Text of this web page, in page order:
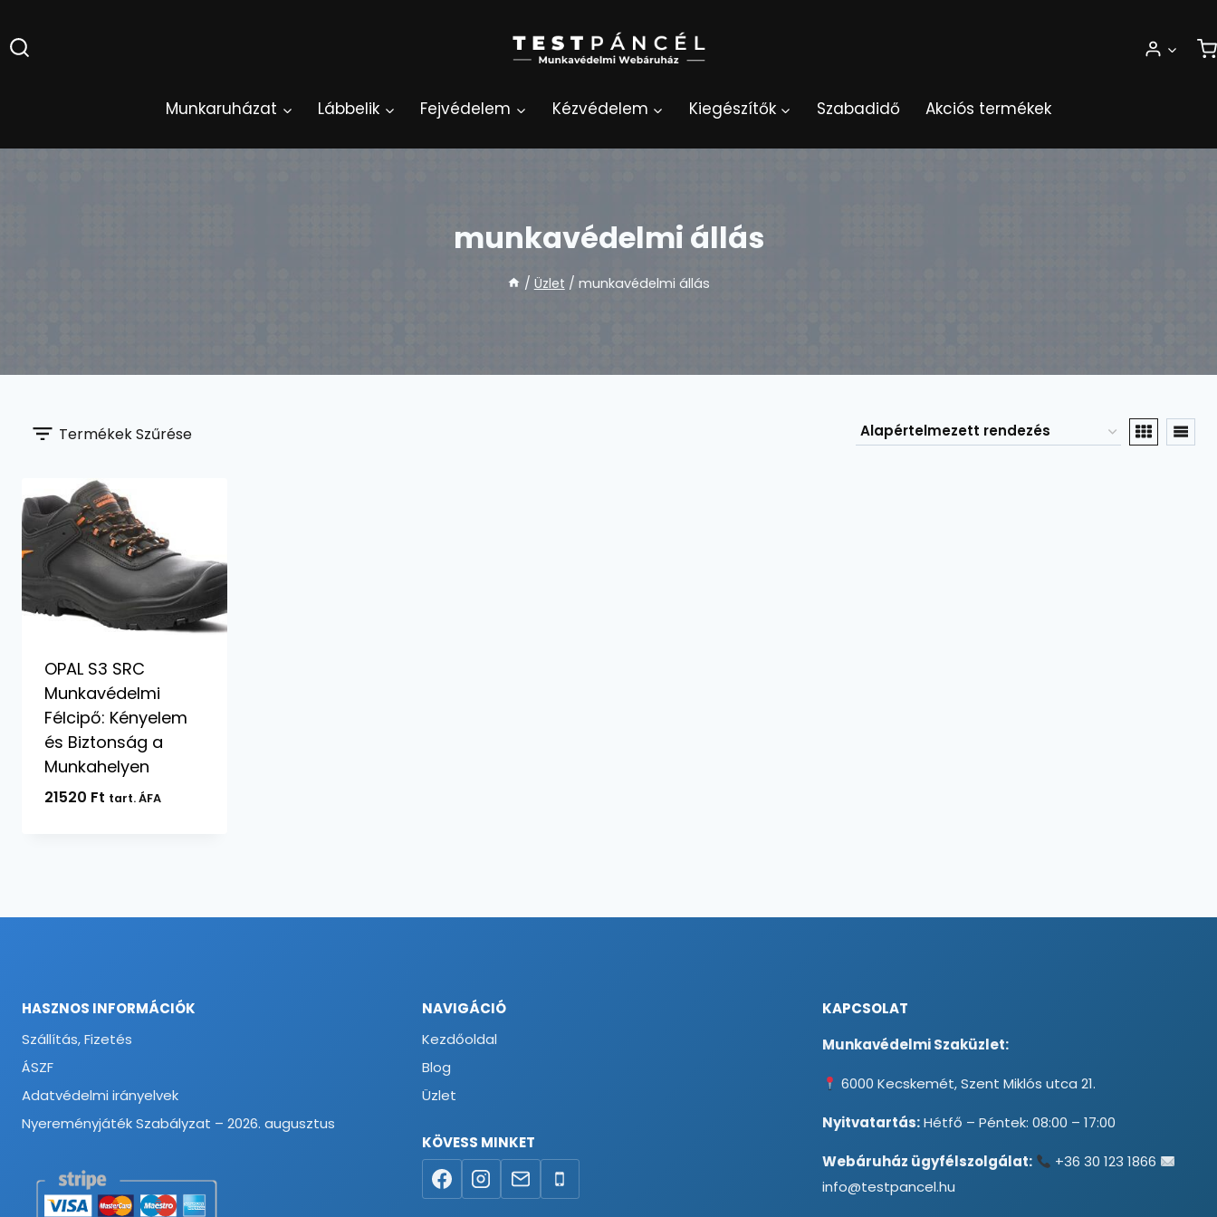
to
content
Munkaruházat Lábbelik Fejvédelem Kézvédelem Kiegészítők Szabadidő Akciós termékek
munkavédelmi állás
/ Üzlet / munkavédelmi állás
Termékek Szűrése
OPAL S3 SRC
Munkavédelmi
Félcipő: Kényelem
és Biztonság a
Munkahelyen
21520 Ft tart. ÁFA
HASZNOS INFORMÁCIÓK
Szállítás, Fizetés
ÁSZF
Adatvédelmi irányelvek
Nyereményjáték Szabályzat – 2026. augusztus
NAVIGÁCIÓ
Kezdőoldal
Blog
Üzlet
KÖVESS MINKET
KAPCSOLAT
Munkavédelmi Szaküzlet:
6000 Kecskemét, Szent Miklós utca 21.
Nyitvatartás:Hétfő – Péntek: 08:00 – 17:00
Webáruház ügyfélszolgálat:
+36 30 123 1866
info@testpancel.hu